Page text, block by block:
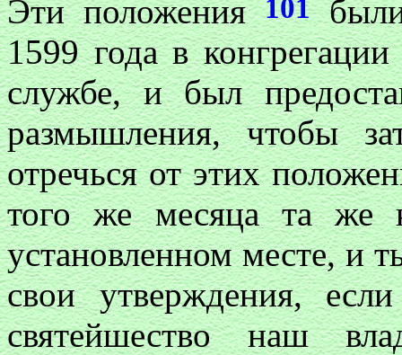
Эти положения101были
1599 года в
службе, и был
размышления, чтобы
отречься от этих
того же месяца та же
установленном месте, и
свои утверждения,
святейшество наш